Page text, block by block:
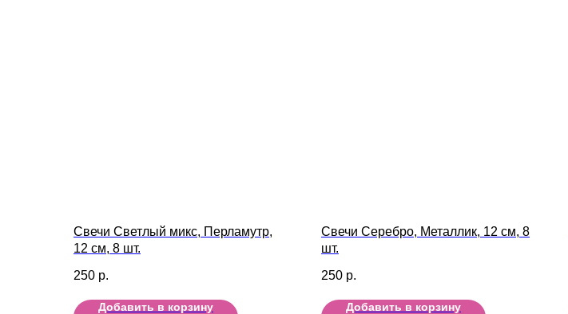
Свечи Светлый микс, Перламутр,
12 см, 8 шт.
250 р.
Добавить в корзину
Свечи Серебро, Металлик, 12 см, 8
шт.
250 р.
Добавить в корзину